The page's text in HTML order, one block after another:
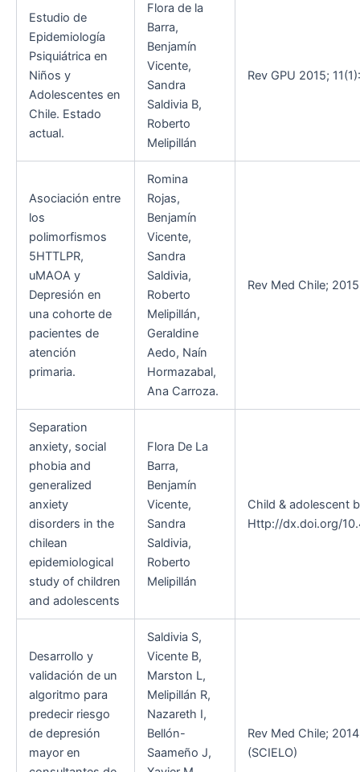
Estudio de
Epidemiología
Psiquiátrica en
Niños y
Adolescentes en
Chile. Estado
actual.
Flora de la
Barra,
Benjamín
Vicente,
Sandra
Saldivia B,
Roberto
Melipillán
Rev GPU 2015;
Asociación entre
los
polimorfismos
5HTTLPR,
uMAOA y
Depresión en
una cohorte de
pacientes de
atención
primaria.
Romina
Rojas,
Benjamín
Vicente,
Sandra
Saldivia,
Roberto
Melipillán,
Geraldine
Aedo, Naín
Hormazabal,
Ana Carroza.
Rev Med Chile;
Separation
anxiety, social
phobia and
generalized
anxiety
disorders in the
chilean
epidemiological
study of children
and adolescents
Flora De La
Barra,
Benjamín
Vicente,
Sandra
Saldivia,
Roberto
Melipillán
Child & adolescent
Http://dx.doi.org/
Desarrollo y
validación de un
algoritmo para
predecir riesgo
de depresión
mayor en
Saldivia S,
Vicente B,
Marston L,
Melipillán R,
Nazareth I,
Bellón-
Saameño J,
Rev Med Chile;
(SCIELO)